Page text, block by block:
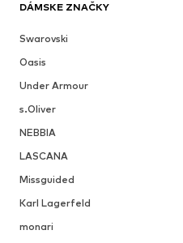
DÁMSKE ZNAČKY
Swarovski
Oasis
Under Armour
s.Oliver
NEBBIA
LASCANA
Missguided
Karl Lagerfeld
monari